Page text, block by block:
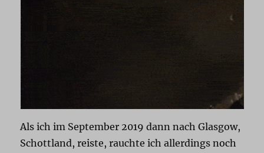
Als ich im September 2019 dann nach Glasgow,
Schottland, reiste, rauchte ich allerdings noch